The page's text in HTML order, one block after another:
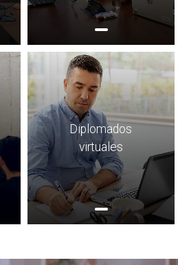
Diplomados
virtuales